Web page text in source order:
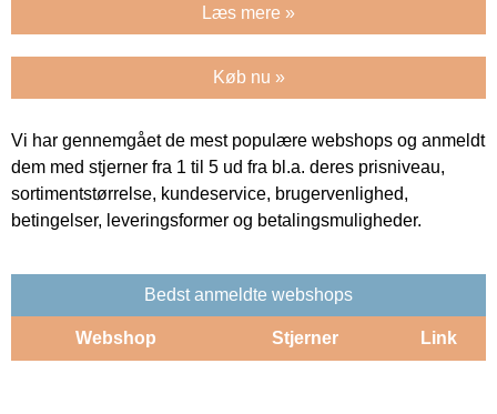
Læs mere »
Køb nu »
Vi har gennemgået de mest populære webshops og anmeldt
dem med stjerner fra 1 til 5 ud fra bl.a. deres prisniveau,
sortimentstørrelse, kundeservice, brugervenlighed,
betingelser, leveringsformer og betalingsmuligheder.
Bedst anmeldte webshops
Webshop Stjerner Link